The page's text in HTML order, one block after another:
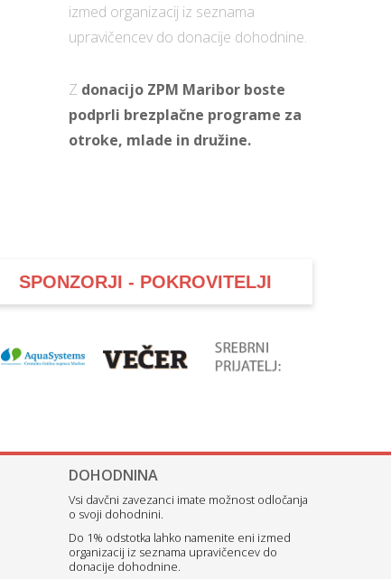
izmed organizacij iz seznama
upravičencev do donacije dohodnine.
Z donacijo ZPM Maribor boste
podprli brezplačne programe za
otroke, mlade in družine.
SPONZORJI - POKROVITELJI
DOHODNINA
Vsi davčni zavezanci imate možnost odločanja
o svoji dohodnini.
Do 1% odstotka lahko namenite eni izmed
organizacij iz seznama upravičencev do
donacije dohodnine.